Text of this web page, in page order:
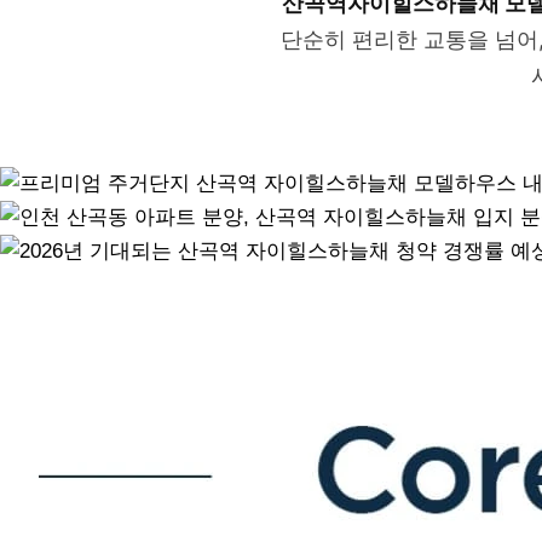
단순히 편리한 교통을 넘